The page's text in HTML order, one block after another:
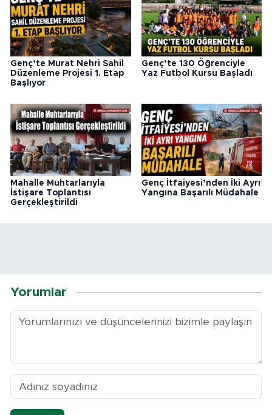
Genç’te Murat Nehri Sahil
Düzenleme Projesi 1. Etap
Başlıyor
Genç’te 130 Öğrenciyle
Yaz Futbol Kursu Başladı
Mahalle Muhtarlarıyla
İstişare Toplantısı
Gerçekleştirildi
Genç İtfaiyesi’nden İki Ayrı
Yangına Başarılı Müdahale
Yorumlar